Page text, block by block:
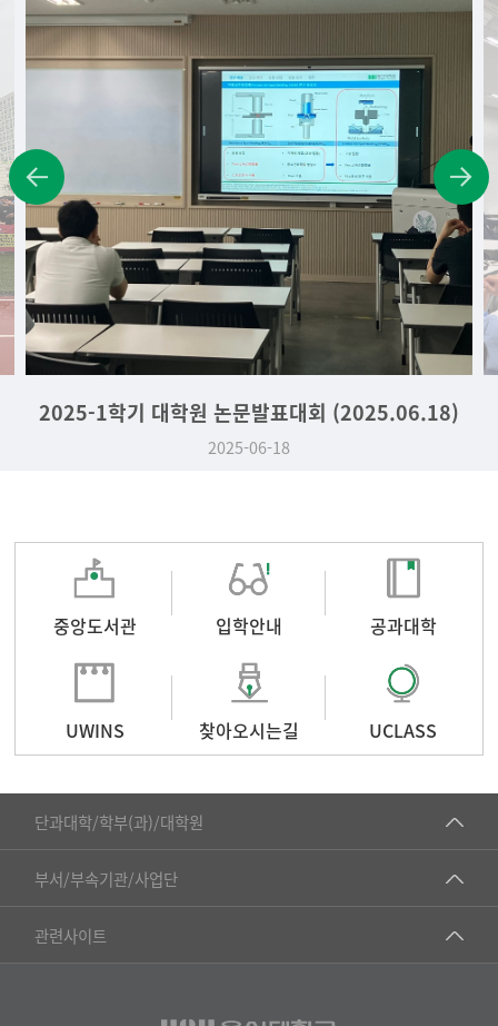
발표대회 (2025.06.18) 2025-1학기 캡스톤 디
중앙도서관 입학안내 공과대학
UWINS 찾아오시는길 UCLASS
단과대학/학부(과)/대학원
■인문대학
▷국어국문학부
▷일본어·일본학과
부서/부속기관/사업단
공동기기센터
공학교육혁신센터
관련사이트
건강가정지원센터
교수협의회